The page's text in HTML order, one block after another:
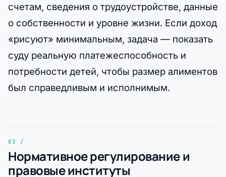
счетам, сведения о трудоустройстве, данные
о собственности и уровне жизни. Если доход
«рисуют» минимальным, задача — показать
суду реальную платежеспособность и
потребности детей, чтобы размер алиментов
был справедливым и исполнимым.
Нормативное регулирование и
правовые институты